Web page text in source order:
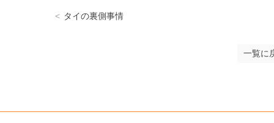
タイの裏側事情
一覧に